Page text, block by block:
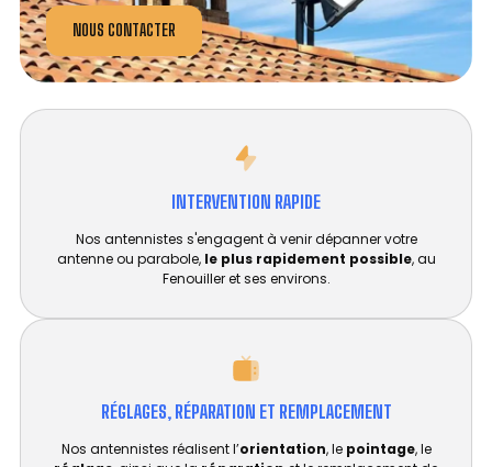
NOUS CONTACTER
INTERVENTION RAPIDE
Nos antennistes s'engagent à venir dépanner votre
antenne ou parabole, le plus rapidement possible, au
Fenouiller et ses environs.
RÉGLAGES, RÉPARATION ET REMPLACEMENT​
Nos antennistes réalisent l’orientation, le pointage, le